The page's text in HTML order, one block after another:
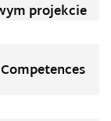
projekcie